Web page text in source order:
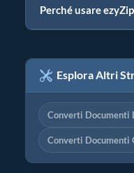
Perché usare
Esplora Altri
Converti Documenti
Converti Documenti